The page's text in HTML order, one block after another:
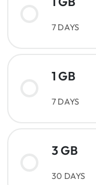
7 DAYS
1 GB
7 DAYS
3 GB
30 DAYS